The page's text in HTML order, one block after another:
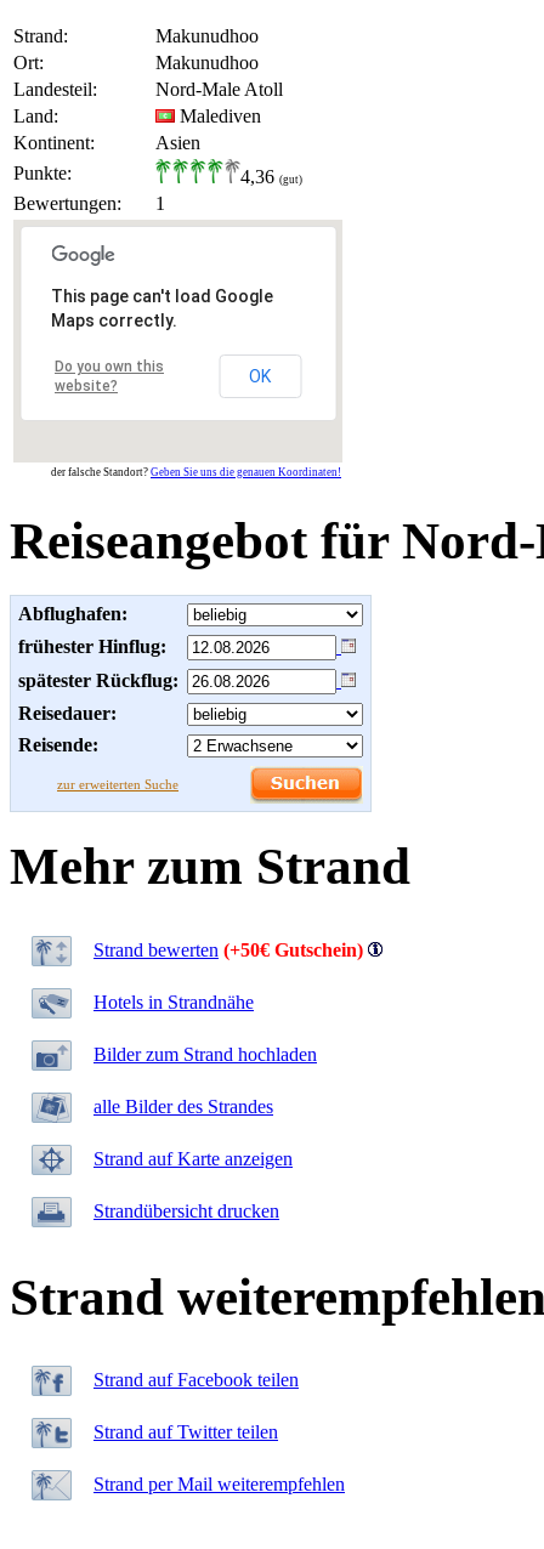
Strand:
Makunudhoo
Ort:
Makunudhoo
Landesteil:
Nord-Male Atoll
Land:
Malediven
Kontinent:
Asien
Punkte:
4,36 (gut)
Bewertungen: 1
This page can't load Google
Maps correctly.
Do you own this
website?
OK
der falsche Standort? Geben Sie uns die genauen Koordinaten!
Reiseangebot für
Abflughafen:
frühester Hinflug:
spätester Rückflug:
Reisedauer:
Reisende:
zur erweiterten Suche
Mehr zum Strand
Strand bewerten (+50€ Gutschein)
Hotels in Strandnähe
Bilder zum Strand hochladen
alle Bilder des Strandes
Strand auf Karte anzeigen
Strandübersicht drucken
Strand
Strand auf Facebook teilen
Strand auf Twitter teilen
Strand per Mail weiterempfehlen